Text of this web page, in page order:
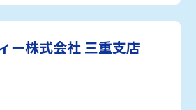
ー株式会社 三重支店